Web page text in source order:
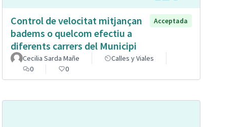
Control de velocitat mitjançan
badems o quelcom efectiu a
diferents carrers del Municipi
Acceptada
Cecilia Sarda Mañe
Calles y Viales
0
0